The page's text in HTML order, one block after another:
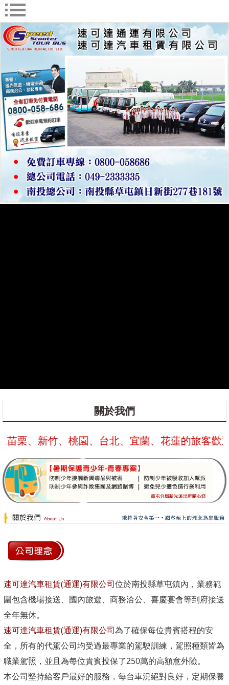
關於我們
、新竹、桃園、台北、宜蘭、花蓮的旅客歡迎
速可達汽車租賃(通運)有限公司位於南投縣草屯鎮內，業務範
圍包含機場接送、國內旅遊、商務洽公、喜慶宴會等到府接送
全年無休。
速可達汽車租賃(通運)有限公司為了確保每位貴賓搭程的安
全，所有的代駕公司均受過最專業的駕駛訓練，駕照種類皆為
職業駕照，並且為每位貴賓投保了250萬的高額意外險。
本公司堅持給客戶最好的服務，每台車況絕對良好，定期保養